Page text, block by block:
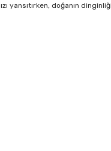
yansıtırken, doğanın